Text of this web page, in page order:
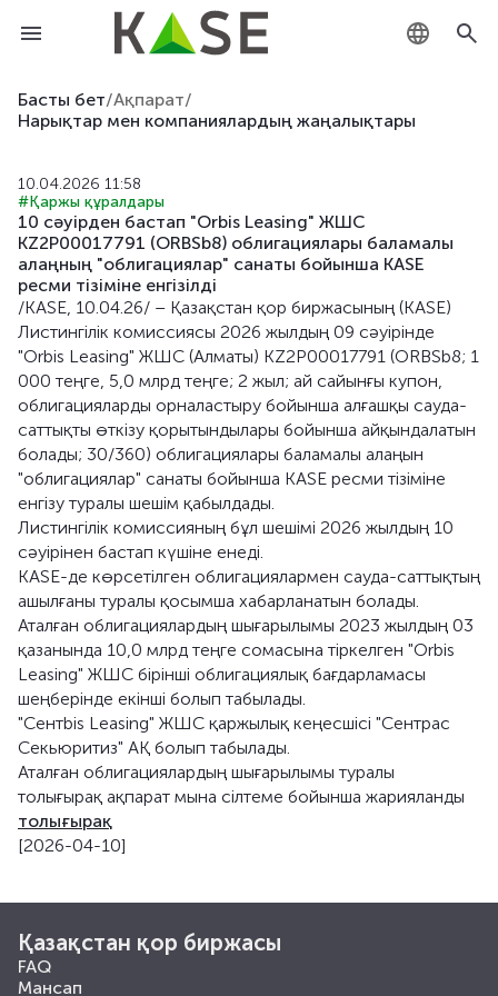
Басты бет/Ақпарат/
Нарықтар мен компаниялардың жаңалықтары
10.04.2026 11:58
#Қаржы құралдары
10 сәуірден бастап "Orbis Leasing" ЖШС
KZ2P00017791 (ORBSb8) облигациялары баламалы
алаңның "облигациялар" санаты бойынша KASE
ресми тізіміне енгізілді
/KASE, 10.04.26/ – Қазақстан қор биржасының (KASE)
Листингілік комиссиясы 2026 жылдың 09 сәуірінде
"Orbis Leasing" ЖШС (Алматы) KZ2P00017791 (ORBSb8; 1
000 теңге, 5,0 млрд теңге; 2 жыл; ай сайынғы купон,
облигацияларды орналастыру бойынша алғашқы сауда-
саттықты өткізу қорытындылары бойынша айқындалатын
болады; 30/360) облигациялары баламалы алаңын
"облигациялар" санаты бойынша KASE ресми тізіміне
енгізу туралы шешім қабылдады.
Листингілік комиссияның бұл шешімі 2026 жылдың 10
сәуірінен бастап күшіне енеді.
KASE-де көрсетілген облигациялармен сауда-саттықтың
ашылғаны туралы қосымша хабарланатын болады.
Аталған облигациялардың шығарылымы 2023 жылдың 03
қазанында 10,0 млрд теңге сомасына тіркелген "Orbis
Leasing" ЖШС бірінші облигациялық бағдарламасы
шеңберінде екінші болып табылады.
"Сентbis Leasing" ЖШС қаржылық кеңесшісі "Сентрас
Секьюритиз" АҚ болып табылады.
Аталған облигациялардың шығарылымы туралы
толығырақ ақпарат мына сілтеме бойынша жарияланды
толығырақ
[2026-04-10]
Қазақстан қор биржасы
FAQ
Мансап